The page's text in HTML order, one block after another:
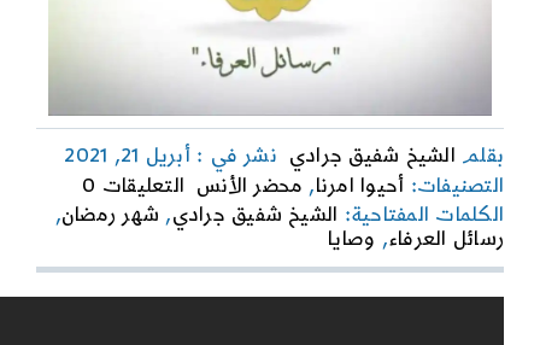
بقلم الشيخ شفيق جرادي نشر في : أبريل 21, 2021
التصنيفات: أحيوا امرنا, محضر الأنس التعليقات 0
on
رسائل
العرفاء
الحلقة
الثانية
الكلمات المفتاحية: الشيخ شفيق جرادي, شهر رمضان,
رسائل العرفاء, وصايا